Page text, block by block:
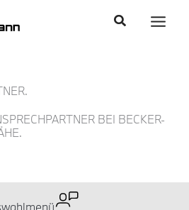
SuchenMain
BEI BECKER-